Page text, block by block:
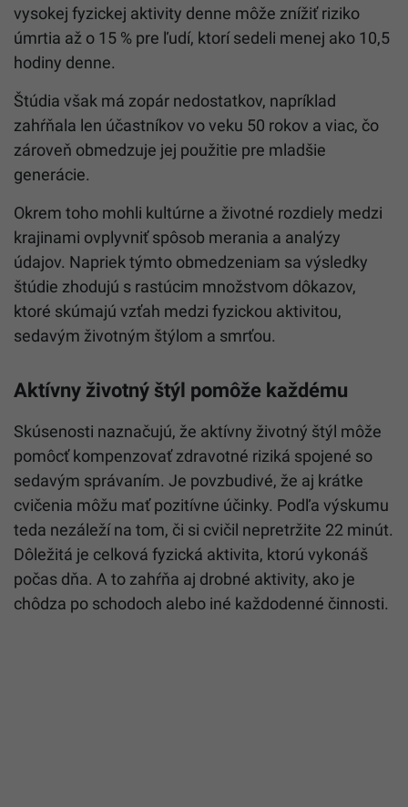
vysokej fyzickej aktivity denne môže znížiť riziko
úmrtia až o 15 % pre ľudí, ktorí sedeli menej ako 10,5
hodiny denne.
Štúdia však má zopár nedostatkov, napríklad
zahŕňala len účastníkov vo veku 50 rokov a viac, čo
zároveň obmedzuje jej použitie pre mladšie
generácie.
Okrem toho mohli kultúrne a životné rozdiely medzi
krajinami ovplyvniť spôsob merania a analýzy
údajov. Napriek týmto obmedzeniam sa výsledky
štúdie zhodujú s rastúcim množstvom dôkazov,
ktoré skúmajú vzťah medzi fyzickou aktivitou,
sedavým životným štýlom a smrťou.
Aktívny životný štýl pomôže každému
Skúsenosti naznačujú, že aktívny životný štýl môže
pomôcť kompenzovať zdravotné riziká spojené so
sedavým správaním. Je povzbudivé, že aj krátke
cvičenia môžu mať pozitívne účinky. Podľa výskumu
teda nezáleží na tom, či si cvičil nepretržite 22 minút.
Dôležitá je celková fyzická aktivita, ktorú vykonáš
počas dňa. A to zahŕňa aj drobné aktivity, ako je
chôdza po schodoch alebo iné každodenné činnosti.